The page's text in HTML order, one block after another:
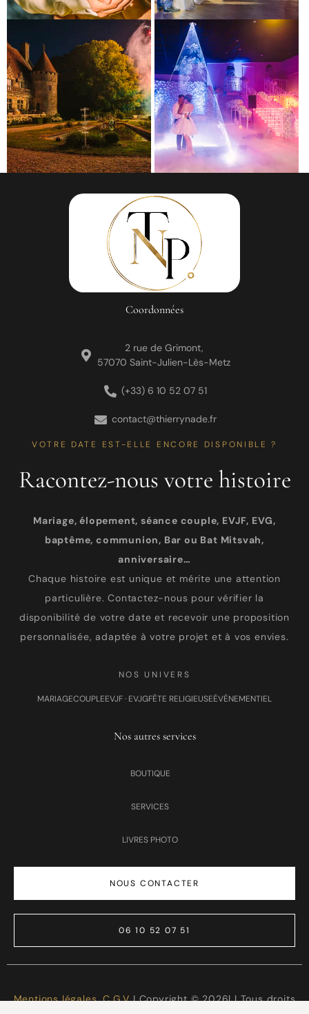
Coordonnées
2 rue de Grimont,
57070 Saint-Julien-Lès-Metz
(+33) 6 10 52 07 51
contact@thierrynade.fr
VOTRE DATE EST-ELLE ENCORE DISPONIBLE ?
Racontez-nous votre histoire
Mariage, élopement, séance couple, EVJF, EVG,
baptême, communion, Bar ou Bat Mitsvah,
anniversaire…
Chaque histoire est unique et mérite une attention
particulière. Contactez-nous pour vérifier la
disponibilité de votre date et recevoir une proposition
personnalisée, adaptée à votre projet et à vos envies.
NOS UNIVERS
MARIAGECOUPLEEVJF · EVJGFÊTE RELIGIEUSEÉVÉNEMENTIEL
Nos autres services
BOUTIQUE
SERVICES
LIVRES PHOTO
NOUS CONTACTER
06 10 52 07 51
Mentions légales,C.G.VI Copyright © 2026| | Tous droits